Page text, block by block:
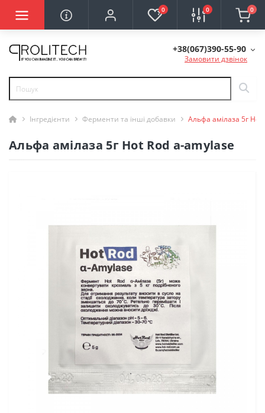
0 0 0
+38(067)390-55-90
Замовити дзвінок
Інгредієнти Ферменти та інші добавки Альфа амілаза 5г Hot
Альфа амілаза 5г Hot Rod a-amylase